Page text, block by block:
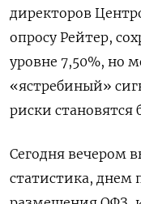
директоров
опросу Рейтер,
уровне 7,50%, но
«ястребиный»
риски
Сегодня вечером
статистика, днем